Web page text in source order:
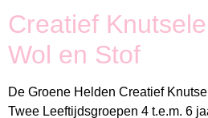
Creatief
Wol en Stof
De Groene Helden Creatief
Twee Leeftijdsgroepen 4 t.e.m. 6